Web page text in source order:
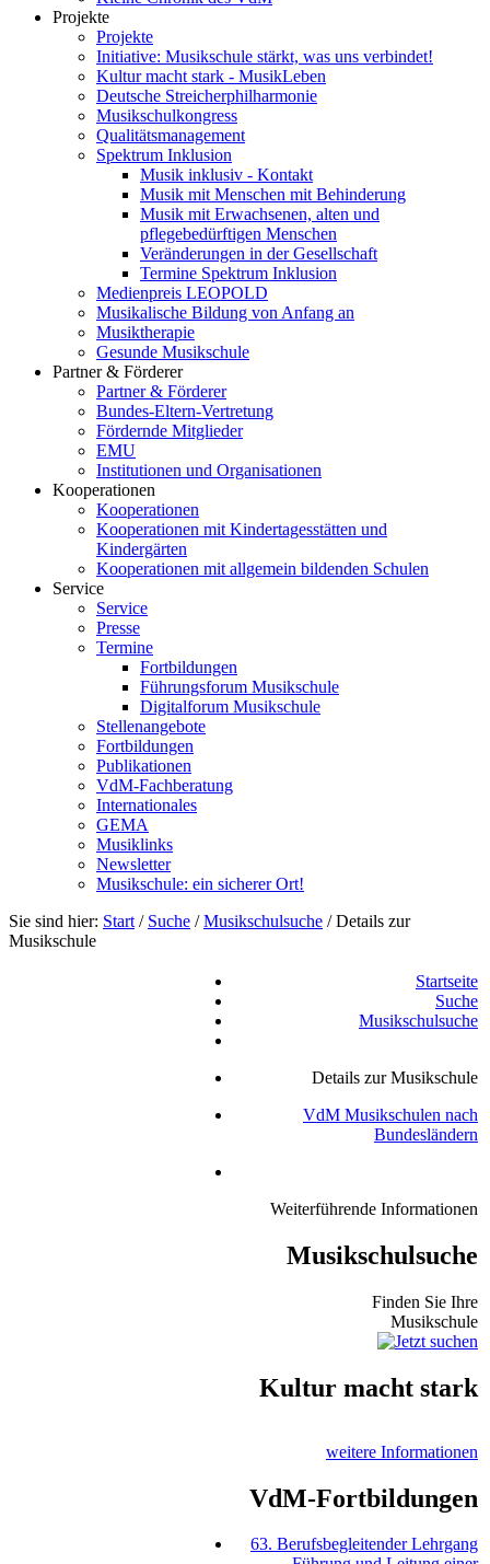
Projekte
Projekte
Initiative: Musikschule stärkt, was uns verbindet!
Kultur macht stark - MusikLeben
Deutsche Streicherphilharmonie
Musikschulkongress
Qualitätsmanagement
Spektrum Inklusion
Musik inklusiv - Kontakt
Musik mit Menschen mit Behinderung
Musik mit Erwachsenen, alten und
pflegebedürftigen Menschen
Veränderungen in der Gesellschaft
Termine Spektrum Inklusion
Medienpreis LEOPOLD
Musikalische Bildung von Anfang an
Musiktherapie
Gesunde Musikschule
Partner & Förderer
Partner & Förderer
Bundes-Eltern-Vertretung
Fördernde Mitglieder
EMU
Institutionen und Organisationen
Kooperationen
Kooperationen
Kooperationen mit Kindertagesstätten und
Kindergärten
Kooperationen mit allgemein bildenden Schulen
Service
Service
Presse
Termine
Fortbildungen
Führungsforum Musikschule
Digitalforum Musikschule
Stellenangebote
Fortbildungen
Publikationen
VdM-Fachberatung
Internationales
GEMA
Musiklinks
Newsletter
Musikschule: ein sicherer Ort!
Sie sind hier: Start / Suche /Musikschulsuche /Details zur
Musikschule
Startseite
Suche
Musikschulsuche
Details zur Musikschule
VdM Musikschulen nach
Bundesländern
Weiterführende Informationen
Musikschulsuche
Finden Sie Ihre
Musikschule
Kultur macht stark
weitere Informationen
VdM-Fortbildungen
63. Berufsbegleitender Lehrgang